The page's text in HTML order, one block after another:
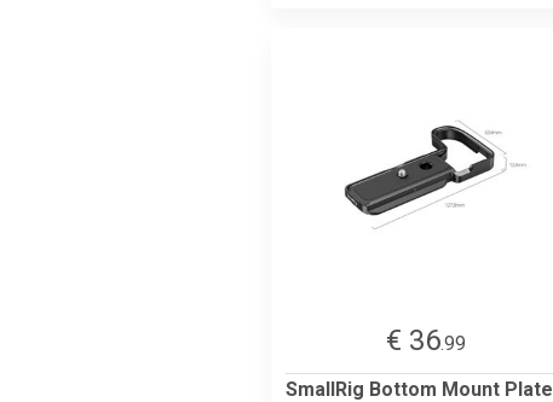
€ 36.99
SmallRig Bottom Mount Plate